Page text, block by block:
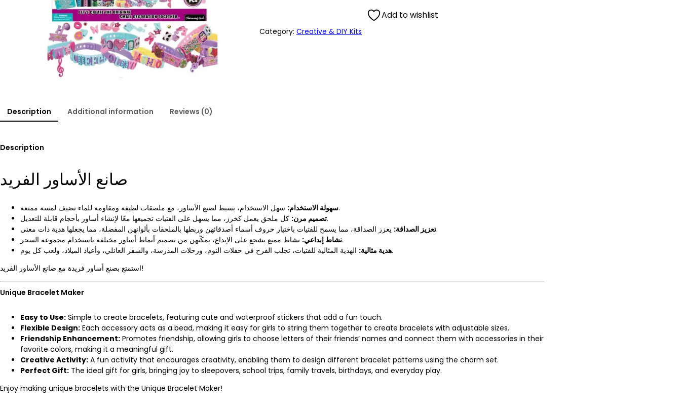
Add to wishlist
Category: Creative & DIY Kits
Description Additional information Reviews (0)
Description
صانع الأساور الفريد
سهولة الاستخدام:سهل الاستخدام، بسيط لصنع الأساور، مع ملصقات لطيفة ومقاومة للماء تضيف لمسة ممتعة.
تصميم مرن:كل ملحق يعمل كخرز، مما يسهل على الفتيات تجميعها معًا لإنشاء أساور بأحجام قابلة للتعديل.
تعزيز الصداقة:يعزز الصداقة، مما يسمح للفتيات باختيار حروف أسماء أصدقائهن وربطها بالملحقات بألوانهن المفضلة، مما يجعلها هدية ذات معنى.
نشاط إبداعي:نشاط ممتع يشجع على الإبداع، يمكّنهن من تصميم أنماط أساور مختلفة باستخدام مجموعة السحر.
هدية مثالية:الهدية المثالية للفتيات، تجلب الفرح في حفلات النوم، ورحلات المدرسة، والسفر العائلي، وأعياد الميلاد، ولعب كل يوم.
استمتع بصنع أساور فريدة مع صانع الأساور الفريد!
Unique Bracelet Maker
Easy to Use: Simple to create bracelets, featuring cute and waterproof stickers that add a fun touch.
Flexible Design: Each accessory acts as a bead, making it easy for girls to string them together to create bracelets with adjustable sizes.
Friendship Enhancement: Promotes friendship, allowing girls to choose letters of their friends’ names and connect them with accessories in their
favorite colors, making it a meaningful gift.
Creative Activity: A fun activity that encourages creativity, enabling them to design different bracelet patterns using the charm set.
Perfect Gift: The ideal gift for girls, bringing joy to sleepovers, school trips, family travels, birthdays, and everyday play.
Enjoy making unique bracelets with the Unique Bracelet Maker!